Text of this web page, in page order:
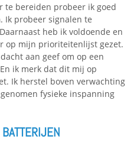
te bereiden probeer ik goed
. Ik probeer signalen te
heb ik voldoende en
op mijn prioriteitenlijst gezet.
aan geef om op een
ik merk dat dit mij op
Ik herstel boven verwachting
fysieke inspanning